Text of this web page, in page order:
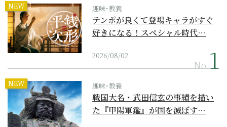
NEW 趣味･教養
テンポが良くて登場キャラがすぐ
好きになる！スペシャル時代…
2026/08/02
No.
NEW 趣味･教養
戦国大名・武田信玄の事績を描い
た『甲陽軍鑑』が国を滅ぼす…